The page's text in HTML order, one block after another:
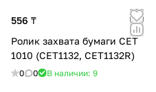
556 ₸
Ролик захвата бумаги CET
1010 (CET1132, CET1132R)
0 0 В наличии: 9